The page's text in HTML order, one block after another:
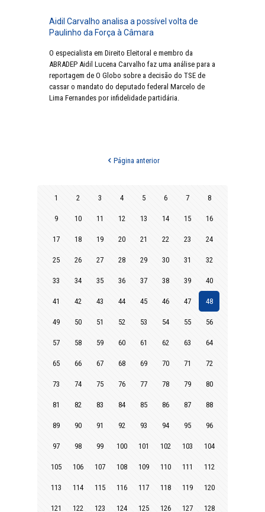
Aidil Carvalho analisa a possível volta de
Paulinho da Força à Câmara
O especialista em Direito Eleitoral e membro da
ABRADEP Aidil Lucena Carvalho faz uma análise para a
reportagem de O Globo sobre a decisão do TSE de
cassar o mandato do deputado federal Marcelo de
Lima Fernandes por infidelidade partidária.
Página anterior
1 2 3 4 5 6 7 8
9 10 11 12 13 14 15 16
17 18 19 20 21 22 23 24
25 26 27 28 29 30 31 32
33 34 35 36 37 38 39 40
41 42 43 44 45 46 47 48
49 50 51 52 53 54 55 56
57 58 59 60 61 62 63 64
65 66 67 68 69 70 71 72
73 74 75 76 77 78 79 80
81 82 83 84 85 86 87 88
89 90 91 92 93 94 95 96
97 98 99 100 101 102 103 104
105 106 107 108 109 110 111 112
113 114 115 116 117 118 119 120
121 122 123 124 125 126 127 128